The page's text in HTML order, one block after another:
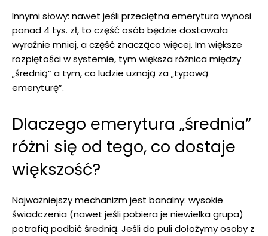
Innymi słowy: nawet jeśli przeciętna emerytura wynosi
ponad 4 tys. zł, to część osób będzie dostawała
wyraźnie mniej, a część znacząco więcej. Im większe
rozpiętości w systemie, tym większa różnica między
„średnią” a tym, co ludzie uznają za „typową
emeryturę”.
Dlaczego emerytura „średnia”
różni się od tego, co dostaje
większość?
Najważniejszy mechanizm jest banalny: wysokie
świadczenia (nawet jeśli pobiera je niewielka grupa)
potrafią podbić średnią. Jeśli do puli dołożymy osoby z